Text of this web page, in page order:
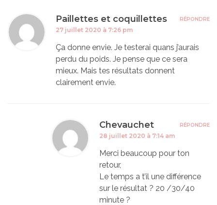
Paillettes et coquillettes
27 juillet 2020 à 7:26 pm
Ça donne envie. Je testerai quans j’aurais
perdu du poids. Je pense que ce sera
mieux. Mais tes résultats donnent
clairement envie.
RÉPONDRE
Chevauchet
28 juillet 2020 à 7:14 am
Merci beaucoup pour ton
retour,
Le temps a t’il une différence
sur le résultat ? 20 /30/40
minute ?
RÉPONDRE